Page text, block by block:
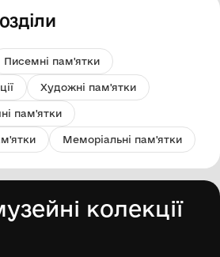
Писемні пам'ятки
Художні пам'ятки
пам'ятки
Меморіальні пам'ятки
колекції